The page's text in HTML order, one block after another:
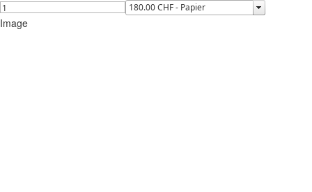
Image